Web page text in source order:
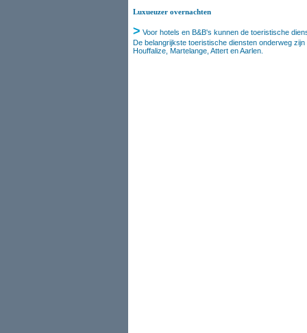
Luxueuzer overnachten
> Voor hotels en B&B's kunnen de toeristische
De belangrijkste toeristische diensten onderweg
Houffalize, Martelange, Attert en Aarlen.